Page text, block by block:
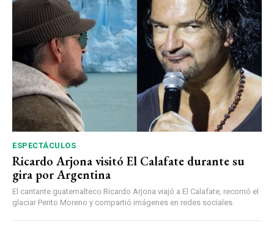
ESPECTÁCULOS
Ricardo Arjona visitó El Calafate durante su
gira por Argentina
El cantante guatemalteco Ricardo Arjona viajó a El Calafate, recorrió el
glaciar Perito Moreno y compartió imágenes en redes sociales.